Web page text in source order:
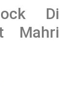
Di
Mahri